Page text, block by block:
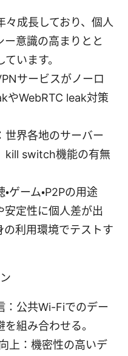
々成長しており、個人
ー意識の高まりとと
います。
サービスがノーロ
やWebRTC leak対策
世界各地のサーバー
kill switch機能の有無
ゲーム・P2Pの用途
安定性に個人差が出
の利用環境でテストす
：公共Wi-Fiでのデー
組み合わせる。
上：機密性の高いデ